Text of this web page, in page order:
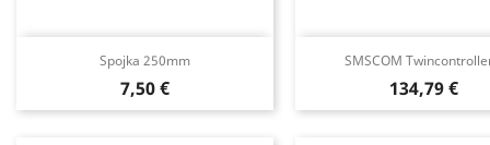
Spojka 250mm
Cena
7,50 €
SMSCOM
Cena
134,79 €